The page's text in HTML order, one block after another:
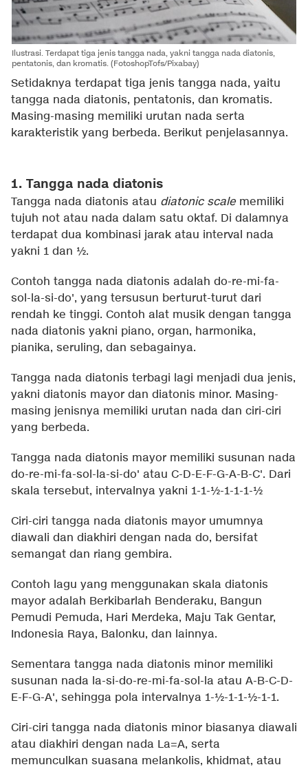
Ilustrasi. Terdapat tiga jenis tangga nada, yakni tangga nada diatonis,
pentatonis, dan kromatis. (FotoshopTofs/Pixabay)
Setidaknya terdapat tiga jenis tangga nada, yaitu
tangga nada diatonis, pentatonis, dan kromatis.
Masing-masing memiliki urutan nada serta
karakteristik yang berbeda. Berikut penjelasannya.
1. Tangga nada diatonis
Tangga nada diatonis atau diatonic scale memiliki
tujuh not atau nada dalam satu oktaf. Di dalamnya
terdapat dua kombinasi jarak atau interval nada
yakni 1 dan ½.
Contoh tangga nada diatonis adalah do-re-mi-fa-
sol-la-si-do', yang tersusun berturut-turut dari
rendah ke tinggi. Contoh alat musik dengan tangga
nada diatonis yakni piano, organ, harmonika,
pianika, seruling, dan sebagainya.
Tangga nada diatonis terbagi lagi menjadi dua jenis,
yakni diatonis mayor dan diatonis minor. Masing-
masing jenisnya memiliki urutan nada dan ciri-ciri
yang berbeda.
Tangga nada diatonis mayor memiliki susunan nada
do-re-mi-fa-sol-la-si-do' atau C-D-E-F-G-A-B-C'. Dari
skala tersebut, intervalnya yakni 1-1-½-1-1-1-½
Ciri-ciri tangga nada diatonis mayor umumnya
diawali dan diakhiri dengan nada do, bersifat
semangat dan riang gembira.
Contoh lagu yang menggunakan skala diatonis
mayor adalah Berkibarlah Benderaku, Bangun
Pemudi Pemuda, Hari Merdeka, Maju Tak Gentar,
Indonesia Raya, Balonku, dan lainnya.
Sementara tangga nada diatonis minor memiliki
susunan nada la-si-do-re-mi-fa-sol-la atau A-B-C-D-
E-F-G-A', sehingga pola intervalnya 1-½-1-1-½-1-1.
Ciri-ciri tangga nada diatonis minor biasanya diawali
atau diakhiri dengan nada La=A, serta
memunculkan suasana melankolis, khidmat, atau